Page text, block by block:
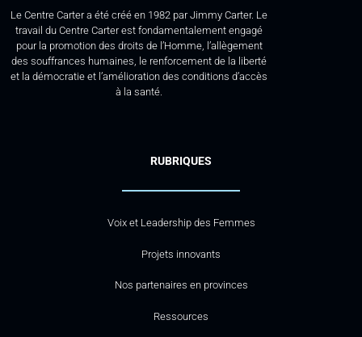
Le Centre Carter a été créé en 1982 par Jimmy Carter. Le
travail du Centre Carter est fondamentalement engagé
pour la promotion des droits de l’Homme, l’allègement
des souffrances humaines, le renforcement de la liberté
et la démocratie et l’amélioration des conditions d’accès
à la santé.
RUBRIQUES
Voix et Leadership des Femmes
Projets innovants
Nos partenaires en provinces
Ressources